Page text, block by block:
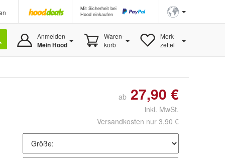
Mit Sicherheit bei
Hood einkaufen
Anmelden
Mein Hood
Waren-
korb
Merk-
zettel
ab 27,90 €
inkl. MwSt.
Versandkosten nur 3,90 €